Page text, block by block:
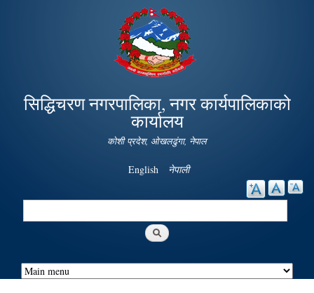
Skip to
main
content
सिद्धिचरण नगरपालिका, नगर कार्यपालिकाको
कार्यालय
कोशी प्रदेश, ओखलढुंगा, नेपाल
English नेपाली
Search